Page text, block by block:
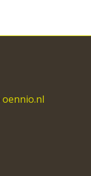
oennio.nl